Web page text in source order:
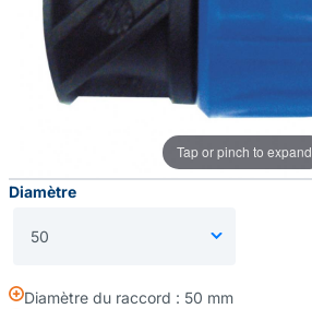
Tap or pinch to expand
Diamètre du raccord : 50 mm
Diamètre